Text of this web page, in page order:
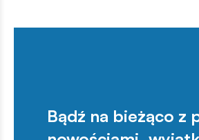
Bądź na bieżąco z